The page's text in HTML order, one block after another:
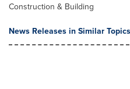
Construction & Building
News Releases in Similar Topics